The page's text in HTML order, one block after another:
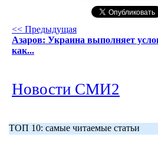
<< Предыдущая
Азаров: Украина выполняет
как...
Новости СМИ2
ТОП 10: самые читаемые статьи